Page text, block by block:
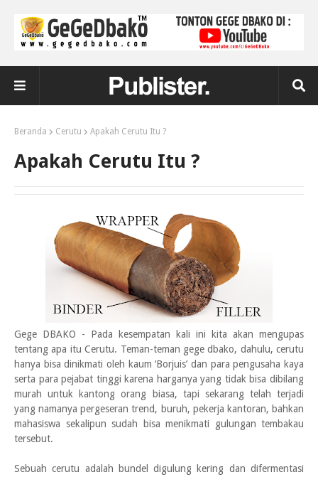
Beranda Cerutu Apakah Cerutu Itu ?
Apakah Cerutu Itu ?
Gege DBAKO - Pada kesempatan kali ini kita akan mengupas
tentang apa itu Cerutu. Teman-teman gege dbako, dahulu, cerutu
hanya bisa dinikmati oleh kaum ‘Borjuis’ dan para pengusaha kaya
serta para pejabat tinggi karena harganya yang tidak bisa dibilang
murah untuk kantong orang biasa, tapi sekarang telah terjadi
yang namanya pergeseran trend, buruh, pekerja kantoran, bahkan
mahasiswa sekalipun sudah bisa menikmati gulungan tembakau
tersebut.
Sebuah cerutu adalah bundel digulung kering dan difermentasi